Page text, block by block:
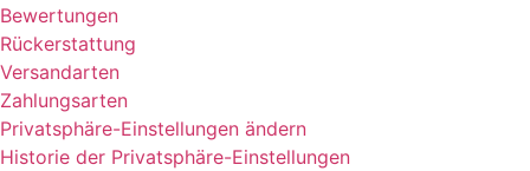
Bewertungen
Rückerstattung
Versandarten
Zahlungsarten
Privatsphäre-Einstellungen ändern
Historie der Privatsphäre-Einstellungen